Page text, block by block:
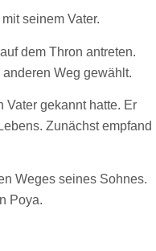
seinem Vater.
dem Thron antreten.
Weg gewählt.
Vater gekannt hatte. Er
Zunächst empfand
Weges seines Sohnes.
Poya.